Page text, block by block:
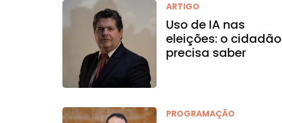
ARTIGO
Uso de IA nas
eleições: o cidadão
precisa saber
PROGRAMAÇÃO